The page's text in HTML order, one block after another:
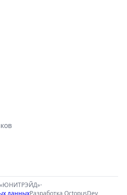
•
данныхРазработка OctopusDev